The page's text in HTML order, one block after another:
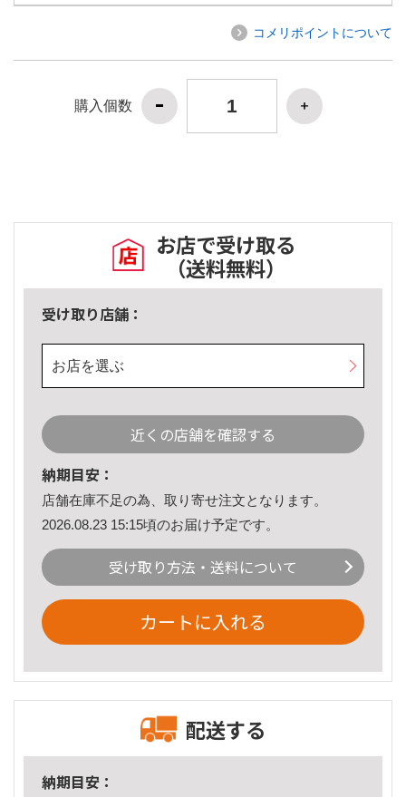
コメリポイントについて
購入個数
お店で受け取る
（送料無料）
受け取り店舗：
お店を選ぶ
近くの店舗を確認する
納期目安：
店舗在庫不足の為、取り寄せ注文となります。
2026.08.23 15:15頃のお届け予定です。
受け取り方法・送料について
カートに入れる
配送する
納期目安：